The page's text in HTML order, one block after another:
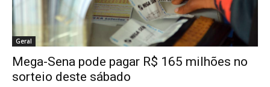
Geral
Mega-Sena pode pagar R$ 165 milhões no
sorteio deste sábado